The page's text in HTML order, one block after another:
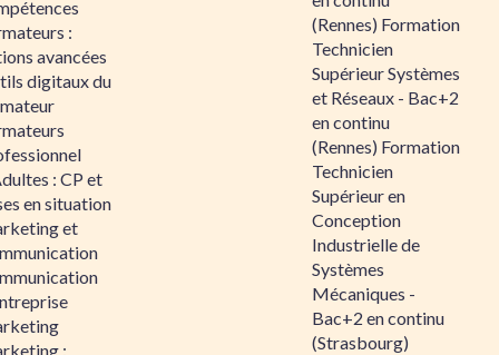
:
avancées
digitaux du
: CP et
en situation
et
:
(Rennes) Formation
Technicien
Supérieur Systèmes
et Réseaux - Bac+2
en continu
(Rennes) Formation
Technicien
Supérieur en
Conception
Industrielle de
Systèmes
Mécaniques -
Bac+2 en continu
(Strasbourg)